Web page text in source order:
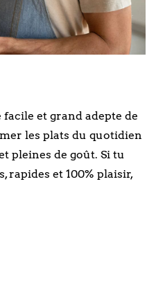
facile et grand adepte de
les plats du quotidien
pleines de goût. Si tu
rapides et 100% plaisir,